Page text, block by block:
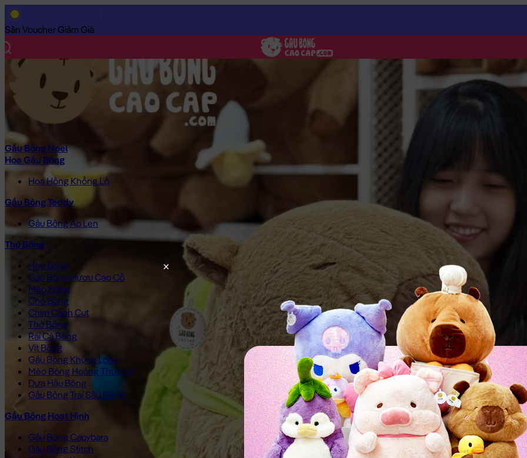
Săn Voucher Giảm Giá
Gấu Bông Noel
Hoa Gấu Bông
Hoa Hồng Khổng Lồ
Gấu Bông Teddy
Gấu Bông Áo Len
Thú Bông
Heo Bông
Gấu Bông Hươu Cao Cổ
Mèo Bông
Chó Bông
Chim Cánh Cụt
Thỏ Bông
Rái Cá Bông
Vịt Bông
Gấu Bông Khủng Long
Mèo Bông Hoàng Thượng
Dưa Hấu Bông
Gấu Bông Trái Sầu Riêng
Gấu Bông Hoạt Hình
Gấu Bông Capybara
Gấu Bông Stitch
Trang Chủ